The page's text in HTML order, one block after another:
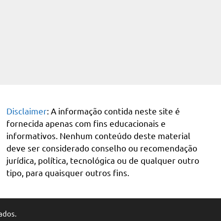
Disclaimer: A informação contida neste site é
fornecida apenas com fins educacionais e
informativos. Nenhum conteúdo deste material
deve ser considerado conselho ou recomendação
jurídica, política, tecnológica ou de qualquer outro
tipo, para quaisquer outros fins.